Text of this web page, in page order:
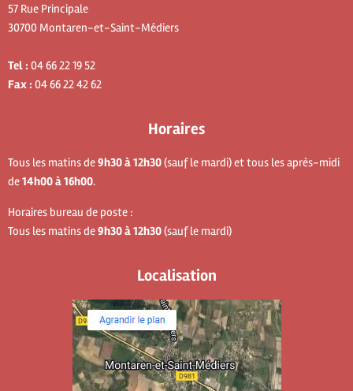
57 Rue Principale
30700 Montaren-et-Saint-Médiers
Tel :04 66 22 19 52
Fax :04 66 22 42 62
Horaires
Tous les matins de9h30 à 12h30(sauf le mardi) et tous les après-midi
de14h00 à 16h00.
Horaires bureau de poste :
Tous les matins de9h30 à 12h30(sauf le mardi)
Localisation